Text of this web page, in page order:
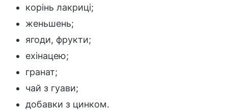
корінь лакриці;
женьшень;
ягоди, фрукти;
ехінацею;
гранат;
чай з гуави;
добавки з цинком.